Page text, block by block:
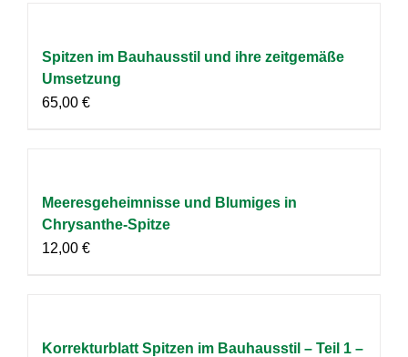
Spitzen im Bauhausstil und ihre zeitgemäße
Umsetzung
65,00 €
Meeresgeheimnisse und Blumiges in
Chrysanthe-Spitze
12,00 €
Korrekturblatt Spitzen im Bauhausstil – Teil 1 –